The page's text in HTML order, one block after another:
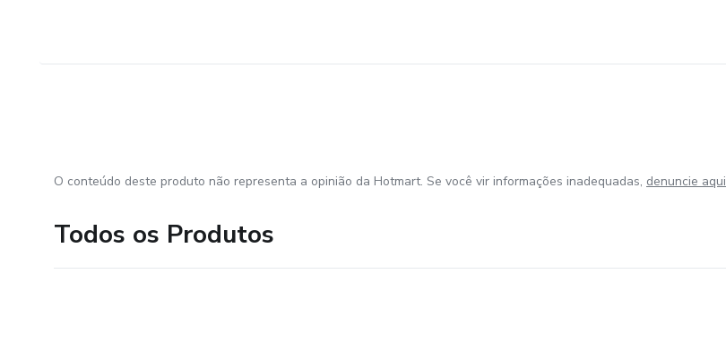
O conteúdo deste produto não representa a opinião da Hotmart. Se você vir informações inadequadas, denuncie aqui
Todos os Produtos